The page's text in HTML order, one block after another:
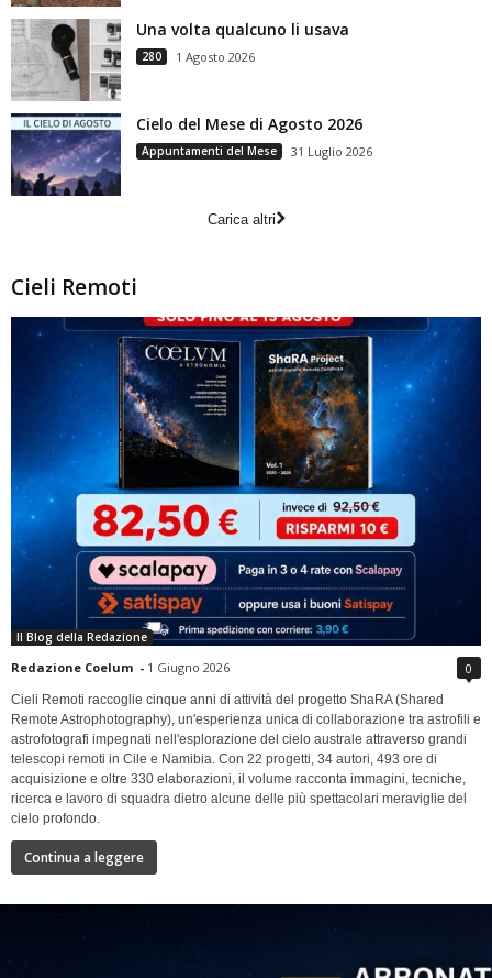
Una volta qualcuno li usava
280 1 Agosto 2026
Cielo del Mese di Agosto 2026
Appuntamenti del Mese 31 Luglio 2026
Carica altri
Cieli Remoti
Il Blog della Redazione
Redazione Coelum - 1 Giugno 2026 0
Cieli Remoti raccoglie cinque anni di attività del progetto ShaRA (Shared
Remote Astrophotography), un'esperienza unica di collaborazione tra astrofili e
astrofotografi impegnati nell'esplorazione del cielo australe attraverso grandi
telescopi remoti in Cile e Namibia. Con 22 progetti, 34 autori, 493 ore di
acquisizione e oltre 330 elaborazioni, il volume racconta immagini, tecniche,
ricerca e lavoro di squadra dietro alcune delle più spettacolari meraviglie del
cielo profondo.
Continua a leggere